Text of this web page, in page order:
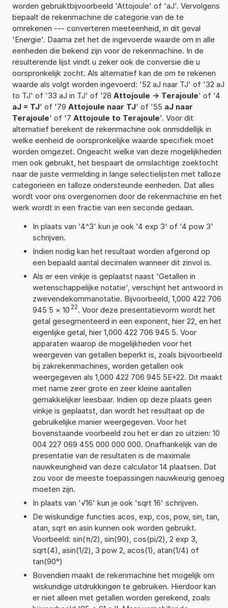
worden gebruiktbijvoorbeeld 'Attojoule' of 'aJ'. Vervolgens
bepaalt de rekenmachine de categorie van de te
omrekenen --- converteren meeteenheid, in dit geval
'Energie'. Daarna zet het de ingevoerde waarde om in alle
eenheden die bekend zijn voor de rekenmachine. In de
resulterende lijst vindt u zeker ook de conversie die u
oorspronkelijk zocht. Als alternatief kan de om te rekenen
waarde als volgt worden ingevoerd: '52 aJ naar TJ' of '32 aJ
to TJ' of '33 aJ in TJ' of '28 Attojoule -> Terajoule' of '4
aJ = TJ' of '79 Attojoule naar TJ' of '55 aJ naar
Terajoule' of '7 Attojoule to Terajoule'. Voor dit
alternatief berekent de rekenmachine ook onmiddellijk in
welke eenheid de oorspronkelijke waarde specifiek moet
worden omgezet. Ongeacht welke van deze mogelijkheden
men ook gebruikt, het bespaart de omslachtige zoektocht
naar de juiste vermelding in lange selectielijsten met talloze
categorieën en talloze ondersteunde eenheden. Dat alles
wordt voor ons overgenomen door de rekenmachine en het
werk wordt in een fractie van een seconde gedaan.
In plaats van '4^3' kun je ook '4 exp 3' of '4 pow 3'
schrijven.
Indien nodig kan het resultaat worden afgerond op
een bepaald aantal decimalen wanneer dit zinvol is.
Als er een vinkje is geplaatst naast 'Getallen in
wetenschappelijke notatie', verschijnt het antwoord in
zwevendekommanotatie. Bijvoorbeeld, 1,000 422 706
945 5 × 10 22. Voor deze presentatievorm wordt het
getal gesegmenteerd in een exponent, hier 22, en het
eigenlijke getal, hier 1,000 422 706 945 5. Voor
apparaten waarop de mogelijkheden voor het
weergeven van getallen beperkt is, zoals bijvoorbeeld
bij zakrekenmachines, worden getallen ook
weergegeven als 1,000 422 706 945 5E+22. Dit maakt
met name zeer grote en zeer kleine aantallen
gemakkelijker leesbaar. Indien op deze plaats geen
vinkje is geplaatst, dan wordt het resultaat op de
gebruikelijke manier weergegeven. Voor het
bovenstaande voorbeeld zou het er dan zo uitzien: 10
004 227 069 455 000 000 000. Onafhankelijk van de
presentatie van de resultaten is de maximale
nauwkeurigheid van deze calculator 14 plaatsen. Dat
zou voor de meeste toepassingen nauwkeurig genoeg
moeten zijn.
In plaats van '√16' kun je ook 'sqrt 16' schrijven.
De wiskundige functies acos, exp, cos, pow, sin, tan,
atan, sqrt en asin kunnen ook worden gebruikt.
Voorbeeld: sin(π/2), sin(90), cos(pi/2), 2 exp 3,
sqrt(4), asin(1/2), 3 pow 2, acos(1), atan(1/4) of
tan(90°)
Bovendien maakt de rekenmachine het mogelijk om
wiskundige uitdrukkingen te gebruiken. Hierdoor kan
er niet alleen met getallen worden gerekend, zoals